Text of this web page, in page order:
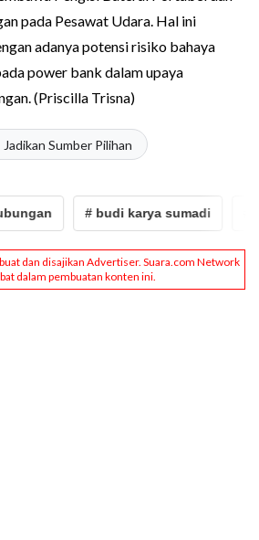
pada Pesawat Udara. Hal ini
adanya potensi risiko bahaya
power bank dalam upaya
(Priscilla Trisna)
Jadikan Sumber Pilihan
# budi karya sumadi